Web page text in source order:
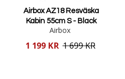
Airbox AZ18 Resväska
Kabin 55cm S - Black
Airbox
Reducerat
1 199 KR 1 699 KR